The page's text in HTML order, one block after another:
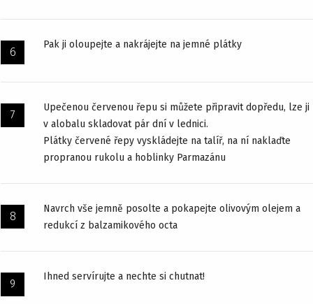
Pak ji oloupejte a nakrájejte na jemné plátky
Upečenou červenou řepu si můžete připravit dopředu, lze ji
v alobalu skladovat pár dní v lednici.
Plátky červené řepy vyskládejte na talíř, na ní naklaďte
propranou rukolu a hoblinky Parmazánu
Navrch vše jemně posolte a pokapejte olivovým olejem a
redukcí z balzamikového octa
Ihned servírujte a nechte si chutnat!